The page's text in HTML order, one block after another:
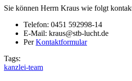
Sie können Herrn Kraus wie folgt
Telefon: 0451 592998-14
E-Mail: kraus@stb-lucht.de
PerKontaktformular
Tags:
kanzlei-team